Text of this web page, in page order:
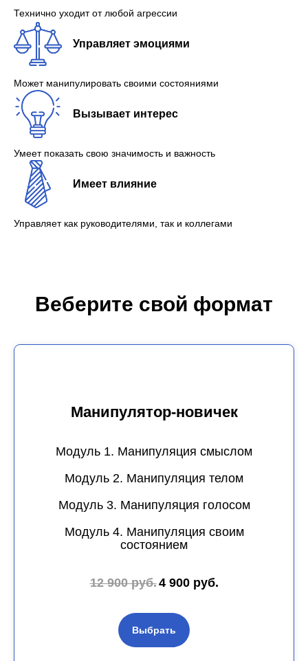
Технично уходит от любой агрессии
Управляет эмоциями
Может манипулировать своими состояниями
Вызывает интерес
Умеет показать свою значимость и важность
Имеет влияние
Управляет как руководителями, так и коллегами
Веберите свой формат
Манипулятор-новичек
Модуль 1. Манипуляция смыслом
Модуль 2. Манипуляция телом
Модуль 3. Манипуляция голосом
Модуль 4. Манипуляция своим
состоянием
12 900 руб.4 900 руб.
Выбрать